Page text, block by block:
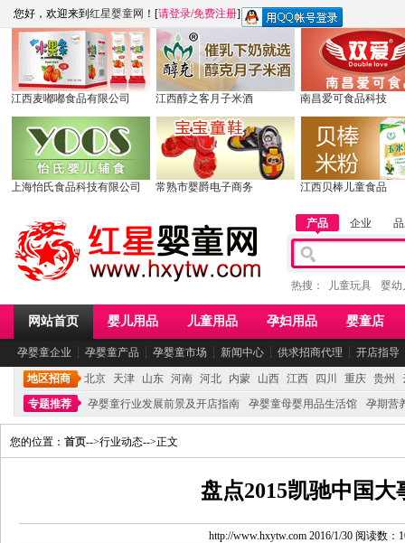
您好，欢迎来到 红星婴童网 ！[请登录/免费注册]
江西麦嘟嘟食品有限公司 江西醇之客月子米酒 南昌爱可食品科技
上海怡氏食品科技有限公司 常熟市婴爵电子商务 江西贝棒儿童食品
产品 企业
热搜： 儿童玩具 婴幼
网站首页 婴儿用品 儿童用品 孕妇用品 婴童店
孕婴童企业 ┆ 孕婴童产品 ┆ 孕婴童市场 ┆ 新闻中心 ┆ 供求招商代理 ┆ 开店指导
地区招商 北京 天津 山东 河南 河北 内蒙 山西 江西 四川 重庆 贵州
专题推荐
孕婴童行业发展前景及开店指南 孕婴童母婴用品生活馆 孕期营
您的位置： 首页-->行业动态-->正文
盘点2015凯驰中国大
http://www.hxytw.com 2016/1/30 阅读数：